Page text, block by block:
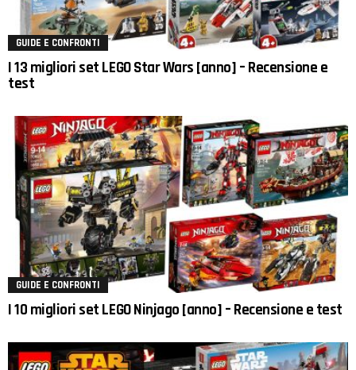
GUIDE E CONFRONTI
I 13 migliori set LEGO Star Wars [anno] – Recensione e
test
GUIDE E CONFRONTI
I 10 migliori set LEGO Ninjago [anno] – Recensione e test